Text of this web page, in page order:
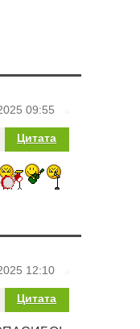
09:55
Цитата
12:10
Цитата